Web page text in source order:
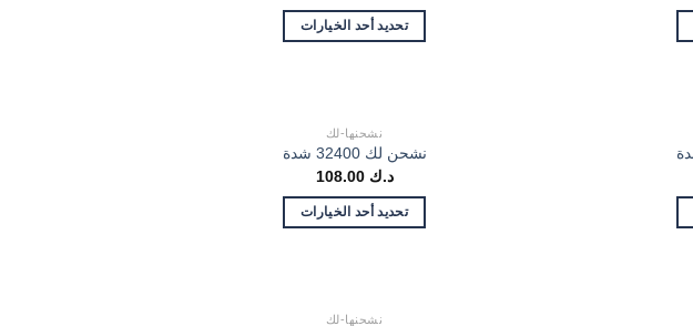
تحديد أحد الخيارات
نشحنها-لك
نشحن لك 32400 شدة
د.ك 108.00
تحديد أحد الخيارات
نشحنها-لك